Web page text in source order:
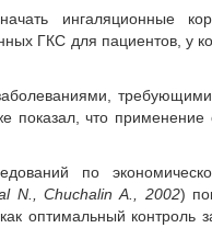
ингаляционные
ГКС для пациентов, у
что применение
по
N., Chuchalin A., 2002)
оптимальный контроль